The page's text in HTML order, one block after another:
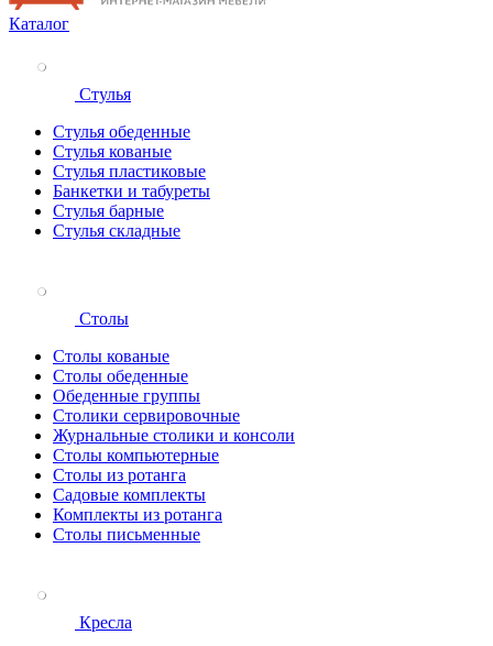
Каталог
Стулья
Стулья обеденные
Стулья кованые
Стулья пластиковые
Банкетки и табуреты
Стулья барные
Стулья складные
Столы
Столы кованые
Столы обеденные
Обеденные группы
Столики сервировочные
Журнальные столики и консоли
Столы компьютерные
Столы из ротанга
Садовые комплекты
Комплекты из ротанга
Столы письменные
Кресла